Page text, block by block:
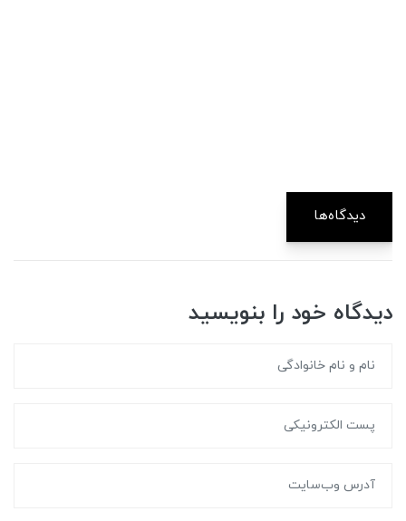
دیدگاه‌ها
دیدگاه خود را بنویسید